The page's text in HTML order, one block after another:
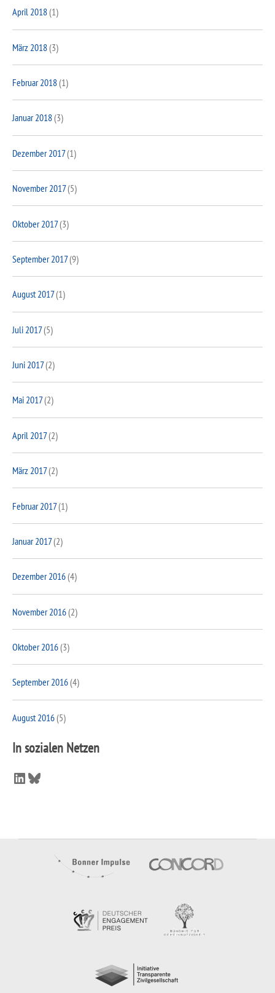
April 2018(1)
März 2018(3)
Februar 2018(1)
Januar 2018(3)
Dezember 2017(1)
November 2017(5)
Oktober 2017(3)
September 2017(9)
August 2017(1)
Juli 2017(5)
Juni 2017(2)
Mai 2017(2)
April 2017(2)
März 2017(2)
Februar 2017(1)
Januar 2017(2)
Dezember 2016(4)
November 2016(2)
Oktober 2016(3)
September 2016(4)
August 2016(5)
In sozialen Netzen
LinkedIn
Bluesky